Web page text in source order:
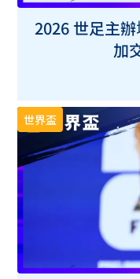
2026 世足主
加
世界盃